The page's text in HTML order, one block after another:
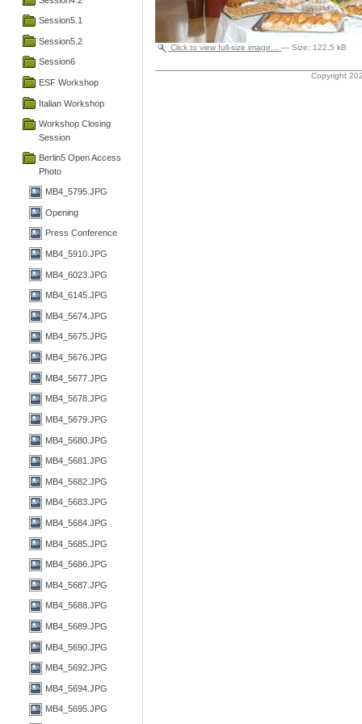
Session5.1
Session5.2
Session6
ESF Workshop
Italian Workshop
Workshop Closing
Session
Berlin5 Open Access
Photo
MB4_5795.JPG
Opening
Press Conference
MB4_5910.JPG
MB4_6023.JPG
MB4_6145.JPG
MB4_5674.JPG
MB4_5675.JPG
MB4_5676.JPG
MB4_5677.JPG
MB4_5678.JPG
MB4_5679.JPG
MB4_5680.JPG
MB4_5681.JPG
MB4_5682.JPG
MB4_5683.JPG
MB4_5684.JPG
MB4_5685.JPG
MB4_5686.JPG
MB4_5687.JPG
MB4_5688.JPG
MB4_5689.JPG
MB4_5690.JPG
MB4_5692.JPG
MB4_5694.JPG
MB4_5695.JPG
Click to view full-size image… —Size:122.5 kB
Copyright